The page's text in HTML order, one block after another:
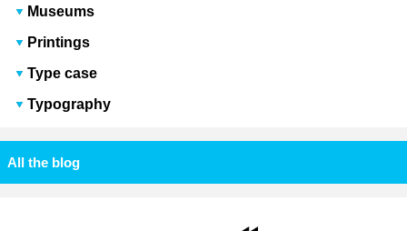
Museums
Printings
Type case
Typography
All the blog